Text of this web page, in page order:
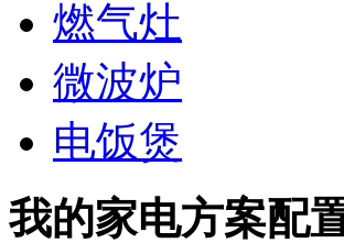
燃气灶
微波炉
电饭煲
我的家电方案配